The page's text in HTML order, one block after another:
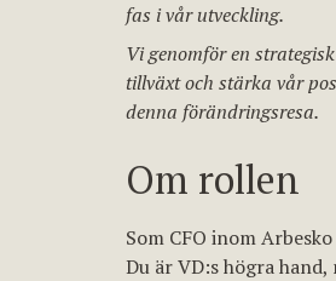
fas i vår utveckling.
Vi genomför en
tillväxt och stärka vår
denna förändringsresa.
Om rollen
Som CFO inom
Du är VD:s högra